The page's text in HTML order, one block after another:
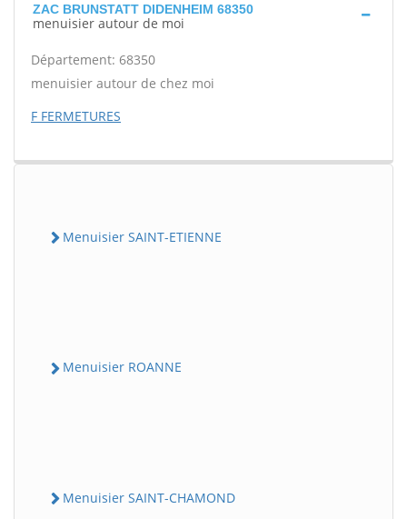
ZAC BRUNSTATT DIDENHEIM 68350
menuisier autour de moi
Département: 68350
menuisier autour de chez moi
F FERMETURES
Menuisier SAINT-ETIENNE
Menuisier ROANNE
Menuisier SAINT-CHAMOND